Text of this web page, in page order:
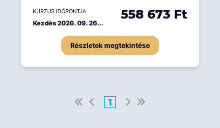
KURZUS IDŐPONTJA
Kezdés 2026. 09. 26...
558 673 Ft
Részletek megtekintése
1